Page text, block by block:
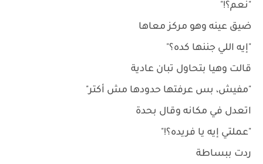
"نعم؟!"
ضيق عينه وهو مركز معاها
"إيه اللي جننها كده؟"
قالت وهيا بتحاول تبان عادية
"مفيش، بس عرفتها حدودها مش أكتر"
اتعدل في مكانه وقال بحدة
"عملتي إيه يا فريده؟!"
ردت ببساطة